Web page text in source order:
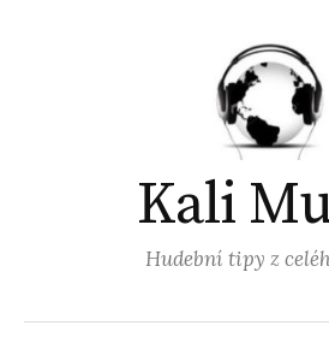
Kali
Hudební tipy z